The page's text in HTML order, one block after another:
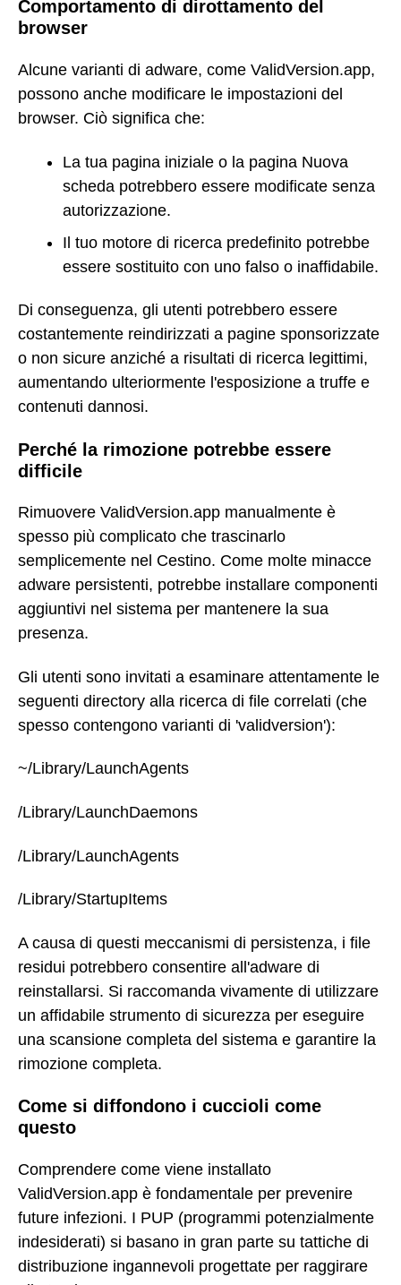
Comportamento di dirottamento del
browser
Alcune varianti di adware, come ValidVersion.app,
possono anche modificare le impostazioni del
browser. Ciò significa che:
La tua pagina iniziale o la pagina Nuova
scheda potrebbero essere modificate senza
autorizzazione.
Il tuo motore di ricerca predefinito potrebbe
essere sostituito con uno falso o inaffidabile.
Di conseguenza, gli utenti potrebbero essere
costantemente reindirizzati a pagine sponsorizzate
o non sicure anziché a risultati di ricerca legittimi,
aumentando ulteriormente l'esposizione a truffe e
contenuti dannosi.
Perché la rimozione potrebbe essere
difficile
Rimuovere ValidVersion.app manualmente è
spesso più complicato che trascinarlo
semplicemente nel Cestino. Come molte minacce
adware persistenti, potrebbe installare componenti
aggiuntivi nel sistema per mantenere la sua
presenza.
Gli utenti sono invitati a esaminare attentamente le
seguenti directory alla ricerca di file correlati (che
spesso contengono varianti di 'validversion'):
~/Library/LaunchAgents
/Library/LaunchDaemons
/Library/LaunchAgents
/Library/StartupItems
A causa di questi meccanismi di persistenza, i file
residui potrebbero consentire all'adware di
reinstallarsi. Si raccomanda vivamente di utilizzare
un affidabile strumento di sicurezza per eseguire
una scansione completa del sistema e garantire la
rimozione completa.
Come si diffondono i cuccioli come
questo
Comprendere come viene installato
ValidVersion.app è fondamentale per prevenire
future infezioni. I PUP (programmi potenzialmente
indesiderati) si basano in gran parte su tattiche di
distribuzione ingannevoli progettate per raggirare